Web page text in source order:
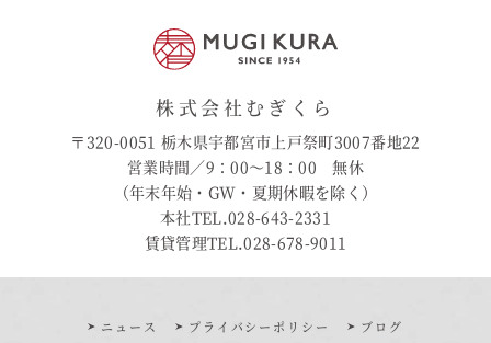
株式会社むぎくら
〒320-0051 栃木県宇都宮市上戸祭町3007番地22
営業時間／9：00〜18：00 無休
（年末年始・GW・夏期休暇を除く）
本社TEL.028-643-2331
賃貸管理TEL.028-678-9011
ニュース プライバシーポリシー ブログ